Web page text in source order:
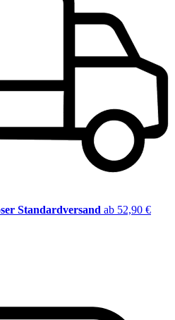
Standardversand ab 52,90 €